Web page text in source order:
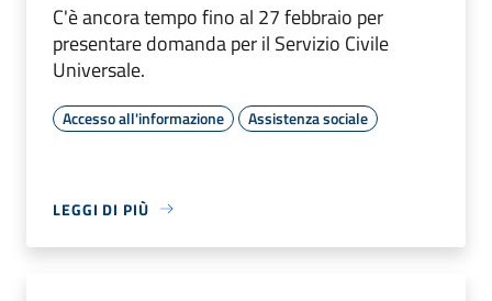
C'è ancora tempo fino al 27 febbraio per
presentare domanda per il Servizio Civile
Universale.
Accesso all'informazione Assistenza sociale
LEGGI DI PIÙ